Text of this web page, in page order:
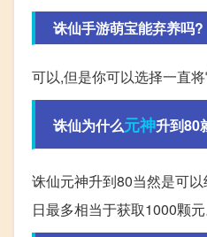
诛仙手游萌宝能弃养吗?
可以,但是你可以选择一直
诛仙为什么元神升到80
诛仙元神升到80当然是可
日最多相当于获取1000颗元